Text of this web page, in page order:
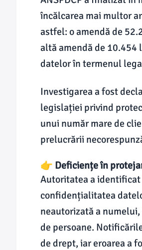
încălcarea mai multor
astfel: o amendă de
altă amendă de
datelor în termenul
Investigarea a fost
legislației privind
unui număr mare de
prelucrării
👉 Deficiențe în
Autoritatea a identificat
confidențialitatea
neautorizată a
de persoane.
de drept, iar eroarea a